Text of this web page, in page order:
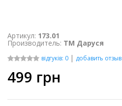
Артикул: 173.01
Производитель: ТМ Даруся
відгуків: 0 | добавить отзыв
499 грн